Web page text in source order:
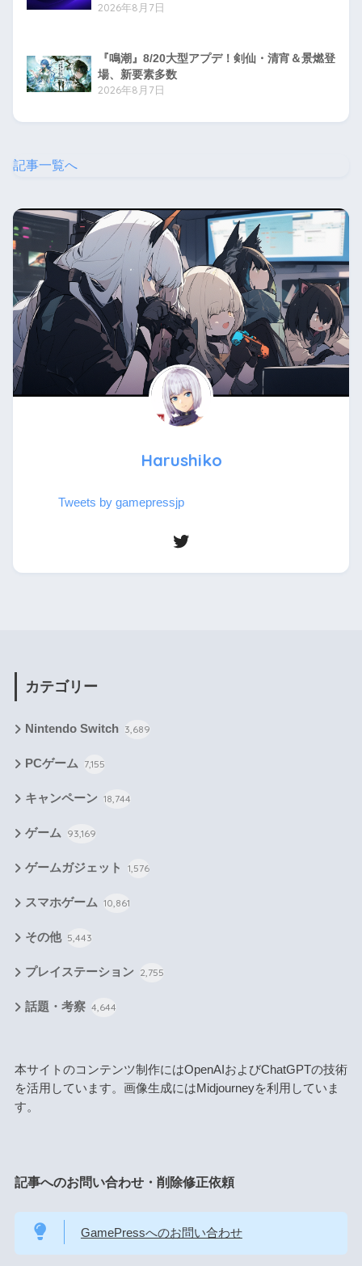
2026年8月7日
『鳴潮』8/20大型アプデ！剣仙・清宵＆景燃登
場、新要素多数
2026年8月7日
記事一覧へ
Harushiko
Tweets by gamepressjp
カテゴリー
Nintendo Switch 3,689
PCゲーム 7,155
キャンペーン 18,744
ゲーム 93,169
ゲームガジェット 1,576
スマホゲーム 10,861
その他 5,443
プレイステーション 2,755
話題・考察 4,644
本サイトのコンテンツ制作にはOpenAIおよびChatGPTの技術
を活用しています。画像生成にはMidjourneyを利用していま
す。
記事へのお問い合わせ・削除修正依頼
GamePressへのお問い合わせ